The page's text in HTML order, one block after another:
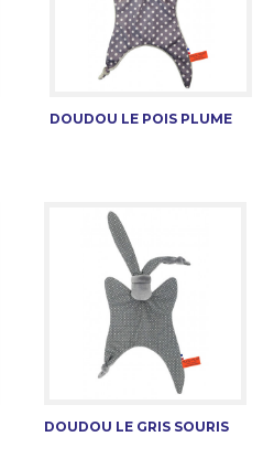
DOUDOU LE POIS PLUME
DOUDOU LE GRIS SOURIS